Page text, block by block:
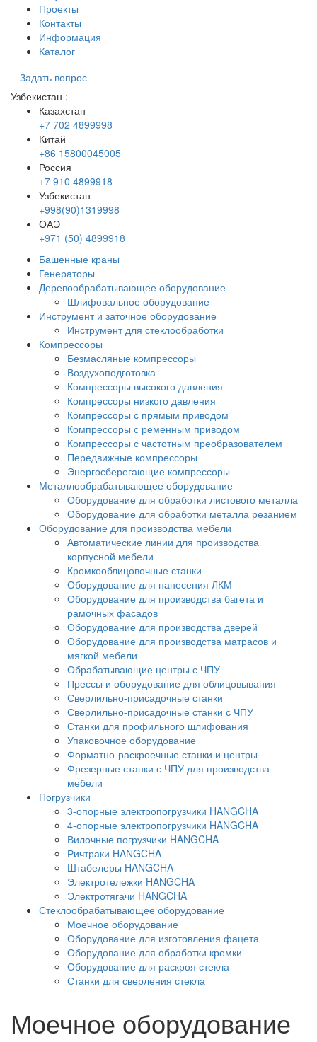
Проекты
Контакты
Информация
Каталог
Задать вопрос
Узбекистан :
Казахстан
+7 702 4899998
Китай
+86 15800045005
Россия
+7 910 4899918
Узбекистан
+998(90)1319998
ОАЭ
+971 (50) 4899918
Башенные краны
Генераторы
Деревообрабатывающее оборудование
Шлифовальное оборудование
Инструмент и заточное оборудование
Инструмент для стеклообработки
Компрессоры
Безмасляные компрессоры
Воздухоподготовка
Компрессоры высокого давления
Компрессоры низкого давления
Компрессоры с прямым приводом
Компрессоры с ременным приводом
Компрессоры с частотным преобразователем
Передвижные компрессоры
Энергосберегающие компрессоры
Металлообрабатывающее оборудование
Оборудование для обработки листового металла
Оборудование для обработки металла резанием
Оборудование для производства мебели
Автоматические линии для производства
корпусной мебели
Кромкооблицовочные станки
Оборудование для нанесения ЛКМ
Оборудование для производства багета и
рамочных фасадов
Оборудование для производства дверей
Оборудование для производства матрасов и
мягкой мебели
Обрабатывающие центры с ЧПУ
Прессы и оборудование для облицовывания
Сверлильно-присадочные станки
Сверлильно-присадочные станки с ЧПУ
Станки для профильного шлифования
Упаковочное оборудование
Форматно-раскроечные станки и центры
Фрезерные станки с ЧПУ для производства
мебели
Погрузчики
3-опорные электропогрузчики HANGCHA
4-опорные электропогрузчики HANGCHA
Вилочные погрузчики HANGCHA
Ричтраки HANGCHA
Штабелеры HANGCHA
Электротележки HANGCHA
Электротягачи HANGCHA
Стеклообрабатывающее оборудование
Моечное оборудование
Оборудование для изготовления фацета
Оборудование для обработки кромки
Оборудование для раскроя стекла
Станки для сверления стекла
Моечное оборудование